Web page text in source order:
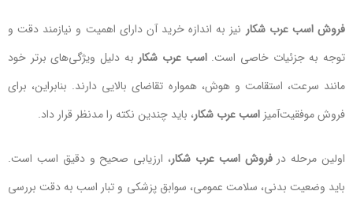
فروش اسب عرب شکار نیز به اندازه خرید آن دارای اهمیت و نیازمند دقت و
توجه به جزئیات خاصی است. اسب‌ عرب شکار به دلیل ویژگی‌های برتر خود
مانند سرعت، استقامت و هوش، همواره تقاضای بالایی دارند. بنابراین، برای
فروش موفقیت‌آمیز اسب عرب شکار، باید چندین نکته را مدنظر قرار داد.
اولین مرحله درفروش اسب عرب شکار، ارزیابی صحیح و دقیق اسب است.
باید وضعیت بدنی، سلامت عمومی، سوابق پزشکی و تبار اسب به دقت بررسی